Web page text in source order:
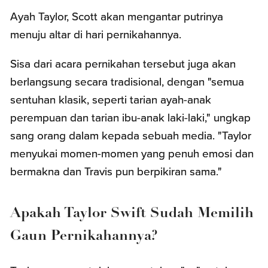
Ayah Taylor, Scott akan mengantar putrinya
menuju altar di hari pernikahannya.
Sisa dari acara pernikahan tersebut juga akan
berlangsung secara tradisional, dengan "semua
sentuhan klasik, seperti tarian ayah-anak
perempuan dan tarian ibu-anak laki-laki," ungkap
sang orang dalam kepada sebuah media. "Taylor
menyukai momen-momen yang penuh emosi dan
bermakna dan Travis pun berpikiran sama."
Apakah Taylor Swift Sudah Memilih
Gaun Pernikahannya?